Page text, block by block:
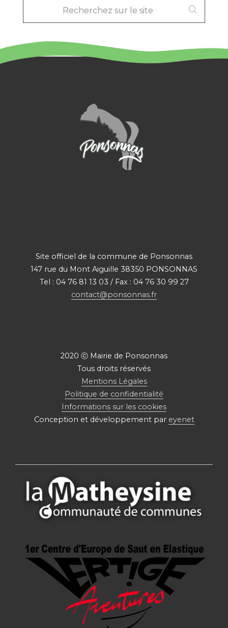
LE
SITE
Site officiel de la commune de Ponsonnas
147 rue du Mont Aiguille 38350 PONSONNAS
Tel : 04 76 81 13 03 / Fax : 04 76 30 99 27
contact@ponsonnas.fr
2020 ⓒ Mairie de Ponsonnas
Tous droits réservés
Mentions Légales
Politique de confidentialité
Informations sur les cookies
Conception et développement par eyenet